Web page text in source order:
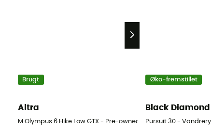
Brugt
Altra
M Olympus 6 Hike Low GTX - Pre-owned Vandresko - Herrer -
Øko-fremstillet
Black Diamond
Pursuit 30 -